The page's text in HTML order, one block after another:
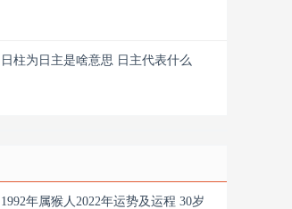
日柱为日主是啥意思 日主代表什么
1992年属猴人2022年运势及运程 30岁